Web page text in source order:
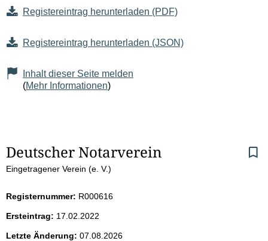
Registereintrag herunterladen (PDF)
Registereintrag herunterladen (JSON)
Inhalt dieser Seite melden
(Mehr Informationen)
S
e
i
t
Deutscher Notarverein
Eingetragener Verein (e. V.)
Registernummer: R000616
Ersteintrag: 17.02.2022
Letzte Änderung: 07.08.2026